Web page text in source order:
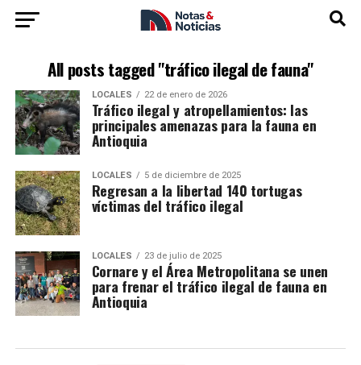
All posts tagged "tráfico ilegal de fauna"
LOCALES 22 de enero de 2026
Tráfico ilegal y atropellamientos: las
principales amenazas para la fauna en
Antioquia
LOCALES 5 de diciembre de 2025
Regresan a la libertad 140 tortugas
víctimas del tráfico ilegal
LOCALES 23 de julio de 2025
Cornare y el Área Metropolitana se unen
para frenar el tráfico ilegal de fauna en
Antioquia